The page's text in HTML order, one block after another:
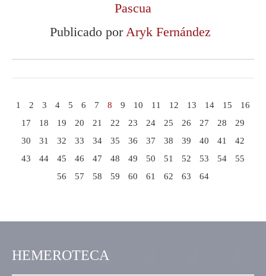
Pascua
Publicado porAryk Fernández
1 2 3 4 5 6 7 8 9 10 11 12 13 14 15
16
17
18 19 20 21 22 23 24 25 26 27 28
29
30
31 32 33 34 35 36 37 38 39 40 41
42
43
44 45 46 47 48 49 50 51 52 53 54
55
56
57 58 59 60 61 62 63 64
HEMEROTECA